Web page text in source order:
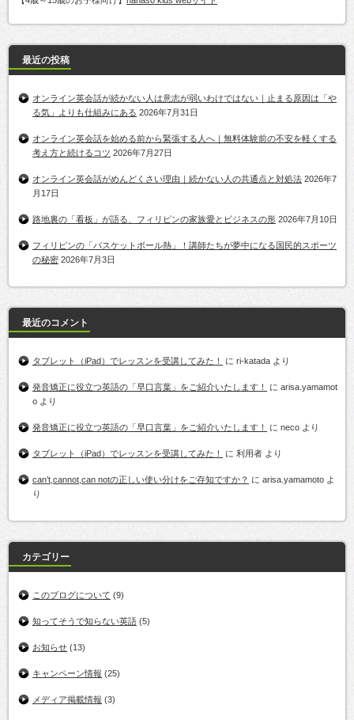
最近の投稿
オンライン英会話が続かない人は意志が弱いわけではない｜止まる原因は「や
る気」よりも仕組みにある 2026年7月31日
オンライン英会話を始める前から緊張する人へ｜無料体験前の不安を軽くする
考え方と続けるコツ 2026年7月27日
オンライン英会話がめんどくさい理由｜続かない人の共通点と対処法 2026年7
月17日
路地裏の「看板」が語る、フィリピンの家族愛とビジネスの形 2026年7月10日
フィリピンの「バスケットボール熱」！講師たちが夢中になる国民的スポーツ
の秘密 2026年7月3日
最近のコメント
タブレット（iPad）でレッスンを受講してみた！ に ri-katada より
発音矯正に役立つ英語の「早口言葉」をご紹介いたします！ に arisa.yamamot
o より
発音矯正に役立つ英語の「早口言葉」をご紹介いたします！ に neco より
タブレット（iPad）でレッスンを受講してみた！ に 利用者 より
can’t,cannot,can notの正しい使い分けをご存知ですか？ に arisa.yamamoto よ
り
カテゴリー
このブログについて (9)
知ってそうで知らない英語 (5)
お知らせ (13)
キャンペーン情報 (25)
メディア掲載情報 (3)